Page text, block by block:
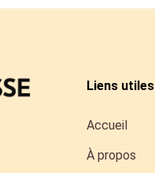
Liens utiles
Accueil
À propos